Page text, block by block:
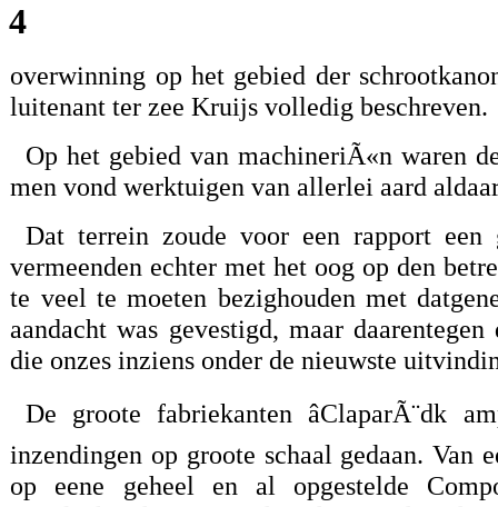
4
overwinning op het gebied der
luitenant ter zee Kruijs volledig beschreven.
Op het gebied van machineriÃ«n waren
men vond werktuigen van allerlei aard
Dat terrein zoude voor een rapport
vermeenden echter met het oog op den
te veel te moeten bezighouden met
aandacht was gevestigd, maar
die onzes inziens onder de nieuwste
De groote fabriekanten âClaparÃ¨dk
inzendingen op groote schaal gedaan. Van
op eene geheel en al opgestelde